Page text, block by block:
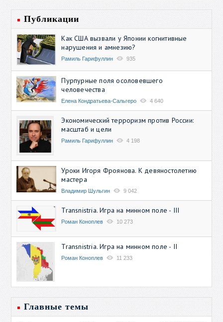
Публикации
Как США вызвали у Японии когнитивные
нарушения и амнезию?
Рамиль Гарифуллин 935
Пурпурные поля осоловевшего
человечества
Елена Кондратьева-Сальгеро 4 640
Экономический терроризм против России:
масштаб и цели
Рамиль Гарифуллин 4 198
Уроки Игоря Фроянова. К девяностолетию
мастера
Владимир Шульгин 9 042
Transnistria. Игра на минном поле - III
Роман Коноплев 10 273
Transnistria. Игра на минном поле - II
Роман Коноплев 11 233
Главные темы